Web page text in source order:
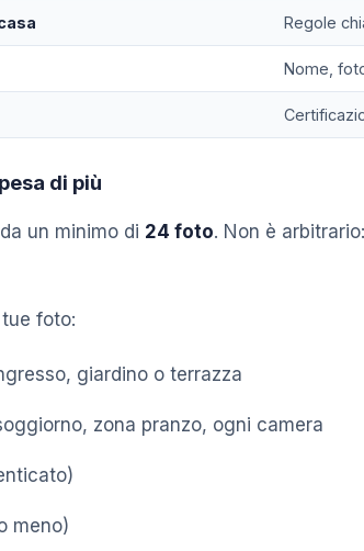
Regole
Nome,
di più
un minimo di 24 foto. Non è
foto:
giardino o terrazza
zona pranzo, ogni camera
meno)